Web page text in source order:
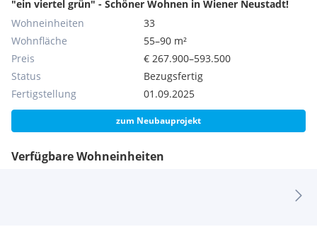
Verfügbare Wohneinheiten
"ein viertel grün" - Schöner Wohnen in Wiener Neustadt!
Wohneinheiten
33
Wohnfläche
55–90 m²
Preis
€ 267.900–593.500
Status
Bezugsfertig
Fertigstellung
01.09.2025
zum Neubauprojekt